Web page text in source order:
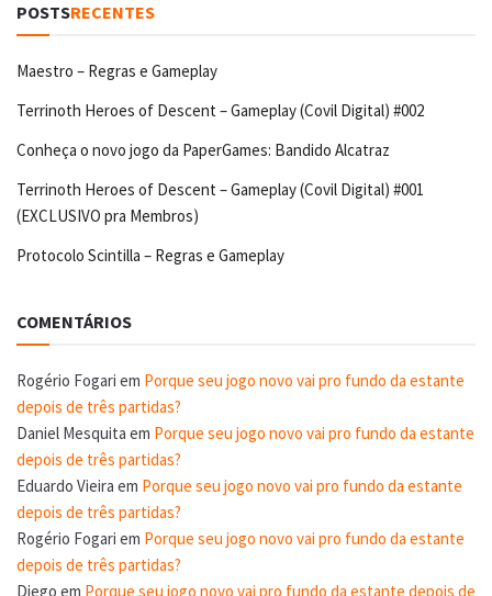
POSTSRECENTES
Maestro – Regras e Gameplay
Terrinoth Heroes of Descent – Gameplay (Covil Digital) #002
Conheça o novo jogo da PaperGames: Bandido Alcatraz
Terrinoth Heroes of Descent – Gameplay (Covil Digital) #001
(EXCLUSIVO pra Membros)
Protocolo Scintilla – Regras e Gameplay
COMENTÁRIOS
Rogério Fogari em Porque seu jogo novo vai pro fundo da estante
depois de três partidas?
Daniel Mesquita em Porque seu jogo novo vai pro fundo da estante
depois de três partidas?
Eduardo Vieira em Porque seu jogo novo vai pro fundo da estante
depois de três partidas?
Rogério Fogari em Porque seu jogo novo vai pro fundo da estante
depois de três partidas?
Diego em Porque seu jogo novo vai pro fundo da estante depois de